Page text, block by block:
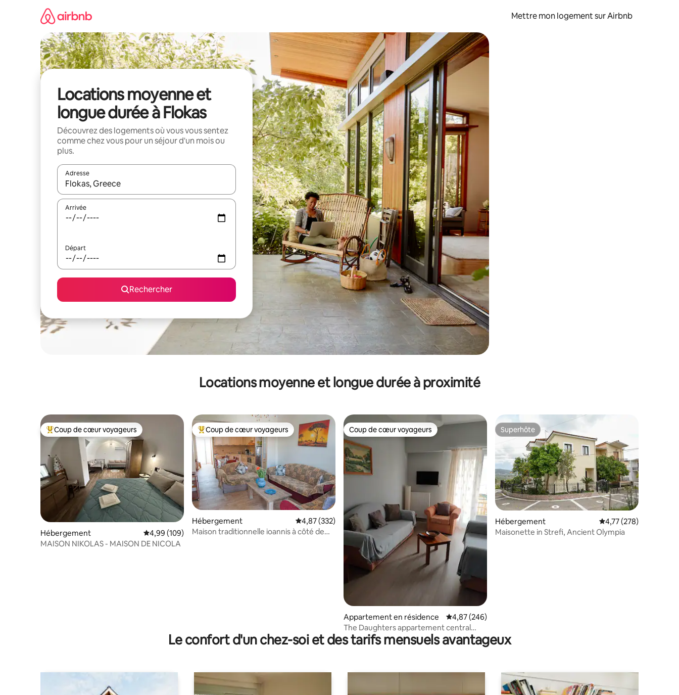
Mettre mon logement sur Airbnb
Locations moyenne et
longue durée à Flokas
Découvrez des logements où vous vous sentez
comme chez vous pour un séjour d'un mois ou
plus.
Adresse
Lorsque les résultats s'affichent, utilisez les flèches vers le haut et vers le bas pour les parcourir ou en appuyant et en faisant glisser.
Arrivée
Départ
Rechercher
Locations moyenne et longue durée à proximité
Coups de cœur voyageurs les plus appréciés
Coup de cœur voyageurs
Hébergement Évaluation moyenne sur la base de 109 commentaires : 4,99 sur 5
4,99 (109)
MAISON NIKOLAS - MAISON DE NICOLA
Coups de cœur voyageurs les plus appréciés
Coup de cœur voyageurs
Hébergement Évaluation moyenne sur la base de 332 commentaires : 4,87 sur 5
4,87 (332)
Maison traditionnelle ioannis à côté de
Coup de cœur voyageurs
Coup de cœur voyageurs
Appartement en résidence Évaluation moyenne sur la base de 246 commentaires : 4,87 sur 5
4,87 (246)
The Daughters appartement central
Ancient Olympia
Superhôte
Superhôte
Hébergement Évaluation moyenne
4,77 (278)
Maisonette in Strefi, Ancient Olympia
Le confort d'un chez-soi et des tarifs mensuels avantageux